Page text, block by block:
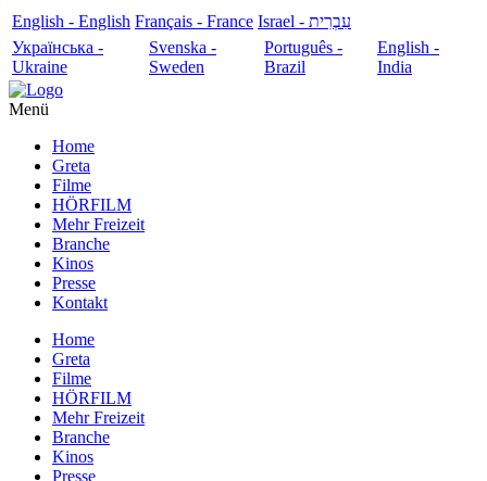
English - English Français - France
עִבְרִית - Israel
Українська -
Ukraine
Svenska -
Sweden
Português -
Brazil
English -
India
Menü
Home
Greta
Filme
HÖRFILM
Mehr Freizeit
Branche
Kinos
Presse
Kontakt
Home
Greta
Filme
HÖRFILM
Mehr Freizeit
Branche
Kinos
Presse